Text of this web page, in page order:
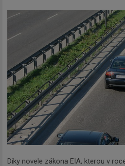
Díky novele zákona EIA, kterou v